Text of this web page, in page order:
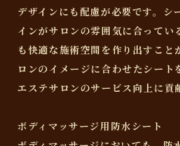
デザインにも配慮が必要です。シ
インがサロンの雰囲気に合ってい
も快適な施術空間を作り出すこと
ロンのイメージに合わせたシート
エステサロンのサービス向上に貢
ボディマッサージ用防水シート